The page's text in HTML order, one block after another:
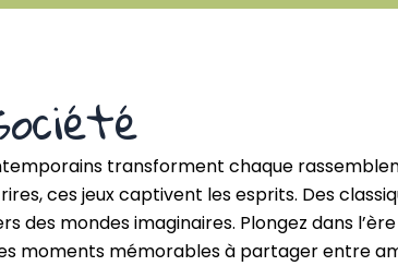
transforment chaque
ces jeux captivent les esprits. Des
des mondes imaginaires. Plongez dans
moments mémorables à partager entre